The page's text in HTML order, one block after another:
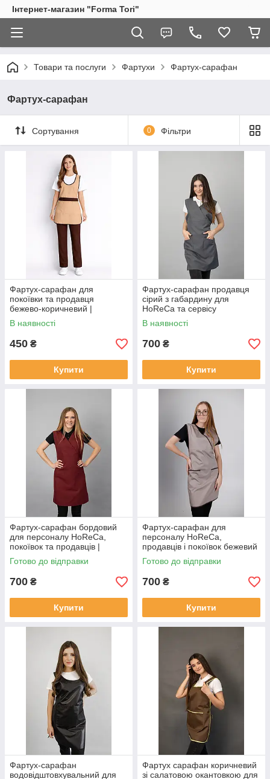
Інтернет-магазин "Forma Tori"
Товари та послуги Фартухи Фартух-сарафан
Фартух-сарафан
Сортування 0 Фільтри
Фартух-сарафан для
покоївки та продавця
бежево-коричневий |
Уніформа для HoReCa,
готелів та клінінгу
В наявності
450 ₴
Купити
Фартух-сарафан продавця
сірий з габардину для
HoReCa та сервісу
В наявності
700 ₴
Купити
Фартух-сарафан бордовий
для персоналу HoReCa,
покоївок та продавців |
Робочий фартух для клінінгу
Готово до відправки
700 ₴
Купити
Фартух-сарафан для
персоналу HoReCa,
продавців і покоївок бежевий
з кишенями | уніформа для
клінінгу та торгівлі
Готово до відправки
700 ₴
Купити
Фартух-сарафан
водовідштовхувальний для
Фартух сарафан коричневий
зі салатовою окантовкою для